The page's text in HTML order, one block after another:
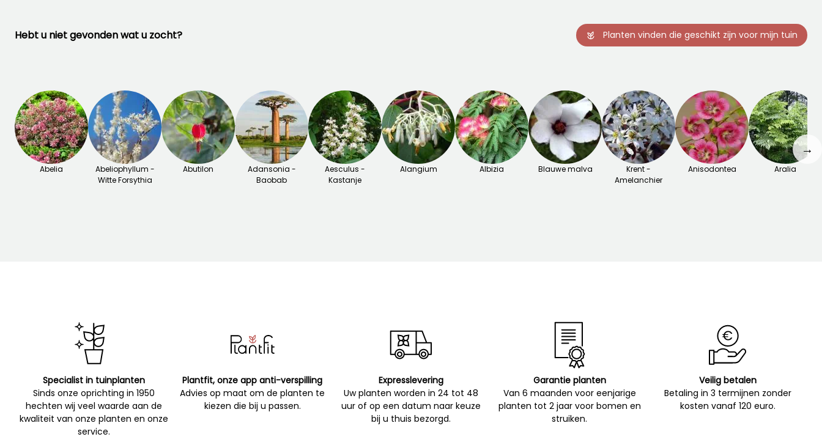
Voor meer informatie kunt
onderhouden"
Hebt u niet gevonden wat u zocht? Planten vinden die geschikt zijn voor mijn tuin
Abelia
Abeliophyllum -
Witte Forsythia
Abutilon
Adansonia -
Baobab
Aesculus -
Kastanje
Alangium Albizia Blauwe malva
Krent -
Amelanchier
Anisodontea Aralia
→
Specialist in tuinplanten
Sinds onze oprichting in 1950
hechten wij veel waarde aan de
kwaliteit van onze planten en onze
service.
Plantfit, onze app anti-verspilling
Advies op maat om de planten te
kiezen die bij u passen.
Expresslevering
Uw planten worden in 24 tot 48
uur of op een datum naar keuze
bij u thuis bezorgd.
Garantie planten
Van 6 maanden voor eenjarige
planten tot 2 jaar voor bomen en
struiken.
Veilig betalen
Betaling in 3 termijnen zonder
kosten vanaf 120 euro.